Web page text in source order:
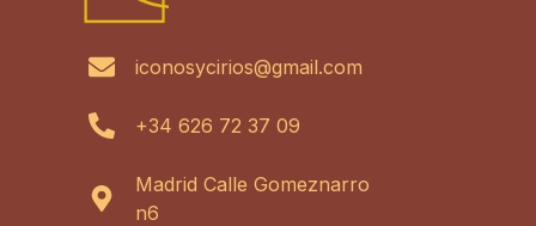
iconosycirios@gmail.com
+34 626 72 37 09
Madrid Calle Gomeznarro
n6